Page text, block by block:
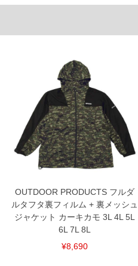
にご連絡ください。
品交換不可とさせて頂いております。予め
無料対象商品は1本につき税込6,000円以
ますので、予めご了承下さい。
す。(例：裾にファスナーや調節ひもが付
)
ます。また、お客様がご使用の環境（コ
若干異なる場合がございます。予めご了承
OUTDOOR PRODUCTS フルダ
ルタフタ裏フィルム + 裏メッシュ
ジャケット カーキカモ 3L 4L 5L
6L 7L 8L
¥8,690